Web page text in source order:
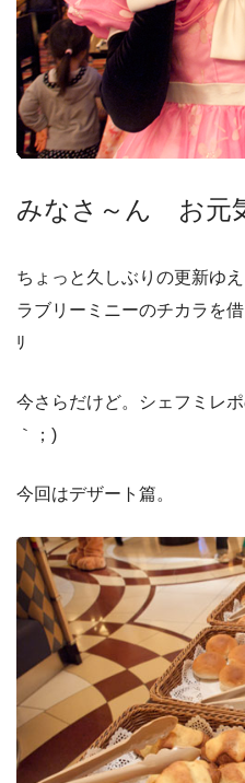
みなさ～ん お元
ちょっと久しぶりの更新ゆえ
ラブリーミニーのチカラを
ﾘ
今さらだけど。シェフミレ
｀；)
今回はデザート篇。